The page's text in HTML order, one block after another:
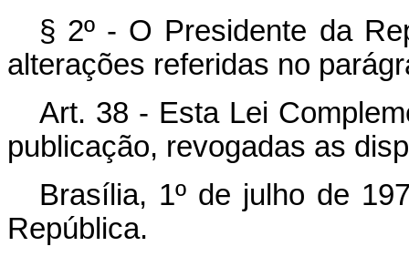
§ 2º - O Presidente da
alterações referidas no
Art. 38 - Esta Lei
publicação, revogadas as
Brasília, 1º de julho de
República.